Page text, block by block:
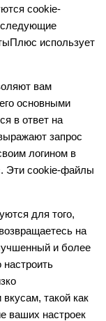
cookie-
использует
вам
основными
в ответ на
запрос
логином в
Эти cookie-файлы
для того,
на
и более
такой как
ваших настроек